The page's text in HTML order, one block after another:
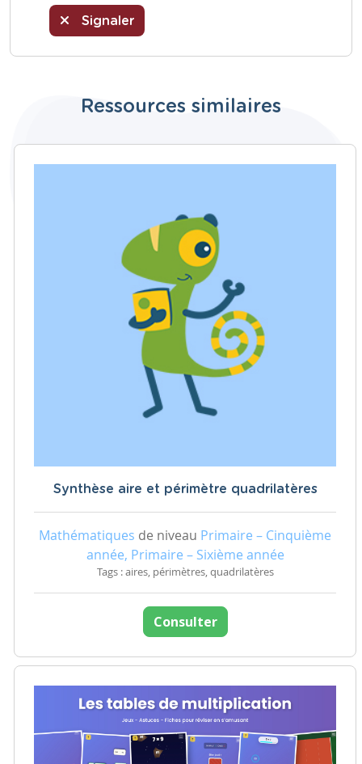
Signaler
Ressources similaires
Synthèse aire et périmètre quadrilatères
Mathématiques de niveau Primaire – Cinquième
année, Primaire – Sixième année
Tags : aires, périmètres, quadrilatères
Consulter